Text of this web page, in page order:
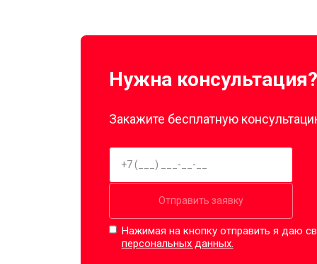
Нужна консультация?
Закажите бесплатную
Отправить заявку
Нажимая на кнопку отправить я даю
персональных данных.